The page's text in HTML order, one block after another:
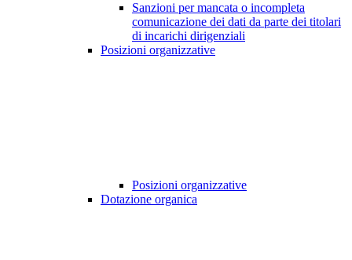
Sanzioni per mancata o incompleta
comunicazione dei dati da parte dei titolari
di incarichi dirigenziali
Posizioni organizzative
Posizioni organizzative
Dotazione organica